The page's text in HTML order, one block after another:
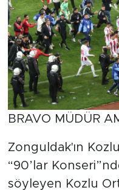
BRAVO MÜDÜR
Zonguldak'ın
“90’lar
söyleyen Kozlu